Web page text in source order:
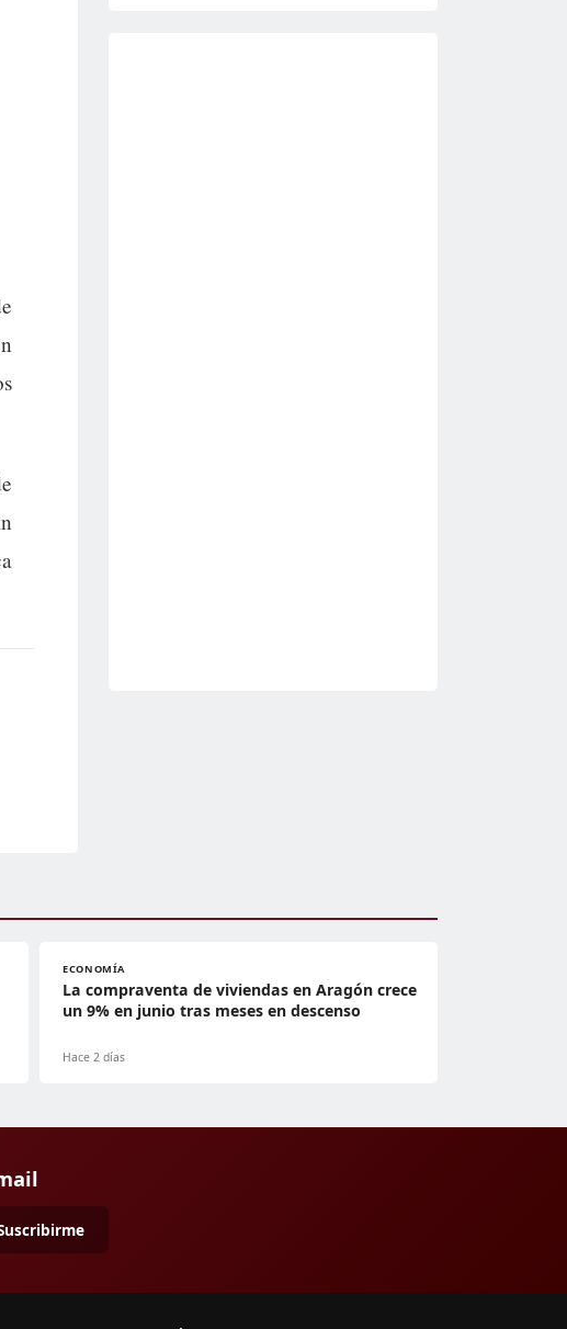
ECONOMÍA
La compraventa de viviendas en Aragón crece
un 9% en junio tras meses en descenso
Hace 2 días